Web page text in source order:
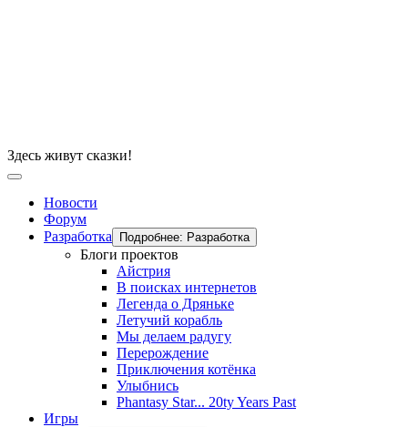
Здесь живут сказки!
Новости
Форум
Разработка
Подробнее: Разработка
Блоги проектов
Айстрия
В поисках интернетов
Легенда о Дряньке
Летучий корабль
Мы делаем радугу
Перерождение
Приключения котёнка
Улыбнись
Phantasy Star... 20ty Years Past
Игры